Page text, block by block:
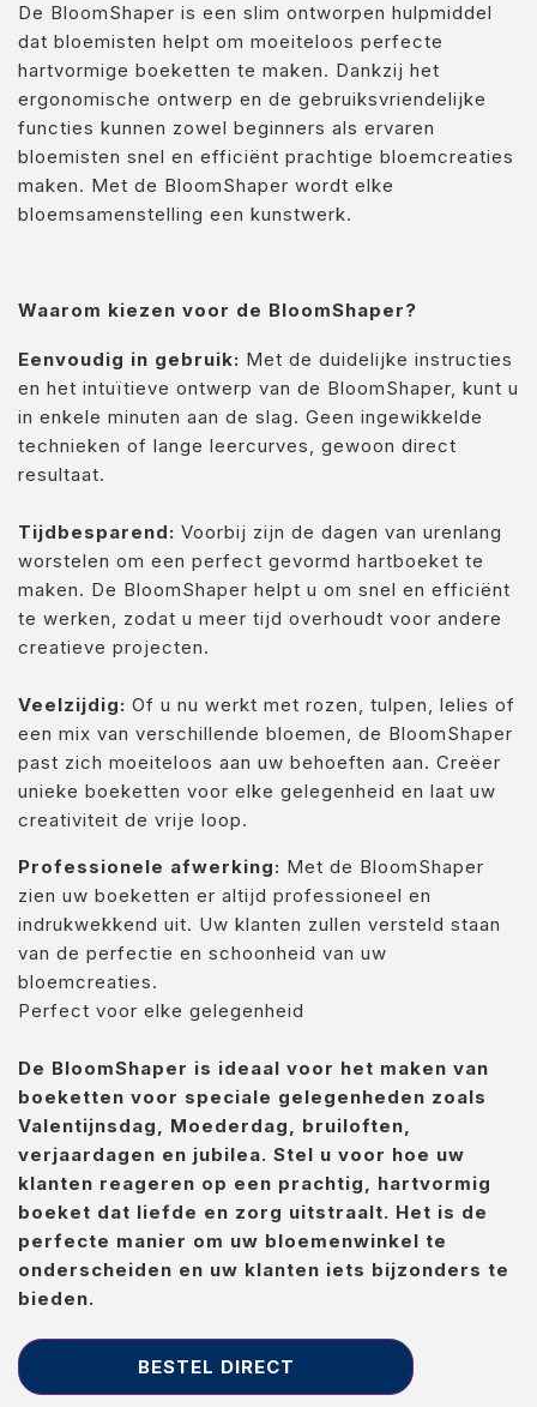
De BloomShaper is een slim ontworpen hulpmiddel
dat bloemisten helpt om moeiteloos perfecte
hartvormige boeketten te maken. Dankzij het
ergonomische ontwerp en de gebruiksvriendelijke
functies kunnen zowel beginners als ervaren
bloemisten snel en efficiënt prachtige bloemcreaties
maken. Met de BloomShaper wordt elke
bloemsamenstelling een kunstwerk.
Waarom kiezen voor de BloomShaper?
Eenvoudig in gebruik: Met de duidelijke instructies
en het intuïtieve ontwerp van de BloomShaper, kunt u
in enkele minuten aan de slag. Geen ingewikkelde
technieken of lange leercurves, gewoon direct
resultaat.
Tijdbesparend: Voorbij zijn de dagen van urenlang
worstelen om een perfect gevormd hartboeket te
maken. De BloomShaper helpt u om snel en efficiënt
te werken, zodat u meer tijd overhoudt voor andere
creatieve projecten.
Veelzijdig: Of u nu werkt met rozen, tulpen, lelies of
een mix van verschillende bloemen, de BloomShaper
past zich moeiteloos aan uw behoeften aan. Creëer
unieke boeketten voor elke gelegenheid en laat uw
creativiteit de vrije loop.
Professionele afwerking: Met de BloomShaper
zien uw boeketten er altijd professioneel en
indrukwekkend uit. Uw klanten zullen versteld staan
van de perfectie en schoonheid van uw
bloemcreaties.
Perfect voor elke gelegenheid
De BloomShaper is ideaal voor het maken van
boeketten voor speciale gelegenheden zoals
Valentijnsdag, Moederdag, bruiloften,
verjaardagen en jubilea. Stel u voor hoe uw
klanten reageren op een prachtig, hartvormig
boeket dat liefde en zorg uitstraalt. Het is de
perfecte manier om uw bloemenwinkel te
onderscheiden en uw klanten iets bijzonders te
bieden.
BESTEL DIRECT